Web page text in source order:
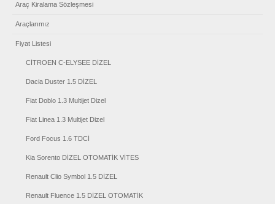
Araç Kiralama Sözleşmesi
Araçlarımız
Fiyat Listesi
CİTROEN C-ELYSEE DİZEL
Dacia Duster 1.5 DİZEL
Fiat Doblo 1.3 Multijet Dizel
Fiat Linea 1.3 Multijet Dizel
Ford Focus 1.6 TDCİ
Kia Sorento DİZEL OTOMATİK VİTES
Renault Clio Symbol 1.5 DİZEL
Renault Fluence 1.5 DİZEL OTOMATİK